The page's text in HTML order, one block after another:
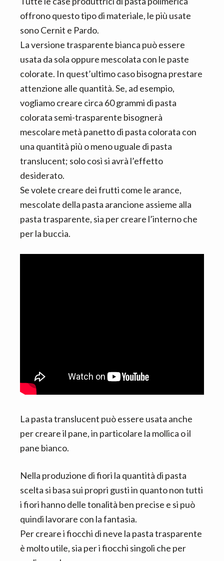
offrono questo tipo di materiale, le più usate
sono Cernit e Pardo.
La versione trasparente bianca può essere
usata da sola oppure mescolata con le paste
colorate. In quest’ultimo caso bisogna prestare
attenzione alle quantità. Se, ad esempio,
vogliamo creare circa 60 grammi di pasta
colorata semi-trasparente bisognerà
mescolare metà panetto di pasta colorata con
una quantità più o meno uguale di pasta
translucent; solo così si avrà l’effetto
desiderato.
Se volete creare dei frutti come le arance,
mescolate della pasta arancione assieme alla
pasta trasparente, sia per creare l’interno che
per la buccia.
La pasta translucent può essere usata anche
per creare il pane, in particolare la mollica o il
pane bianco.
Nella produzione di fiori la quantità di pasta
scelta si basa sui propri gusti in quanto non tutti
i fiori hanno delle tonalità ben precise e si può
quindi lavorare con la fantasia.
Per creare i fiocchi di neve la pasta trasparente
è molto utile, sia per i fiocchi singoli che per